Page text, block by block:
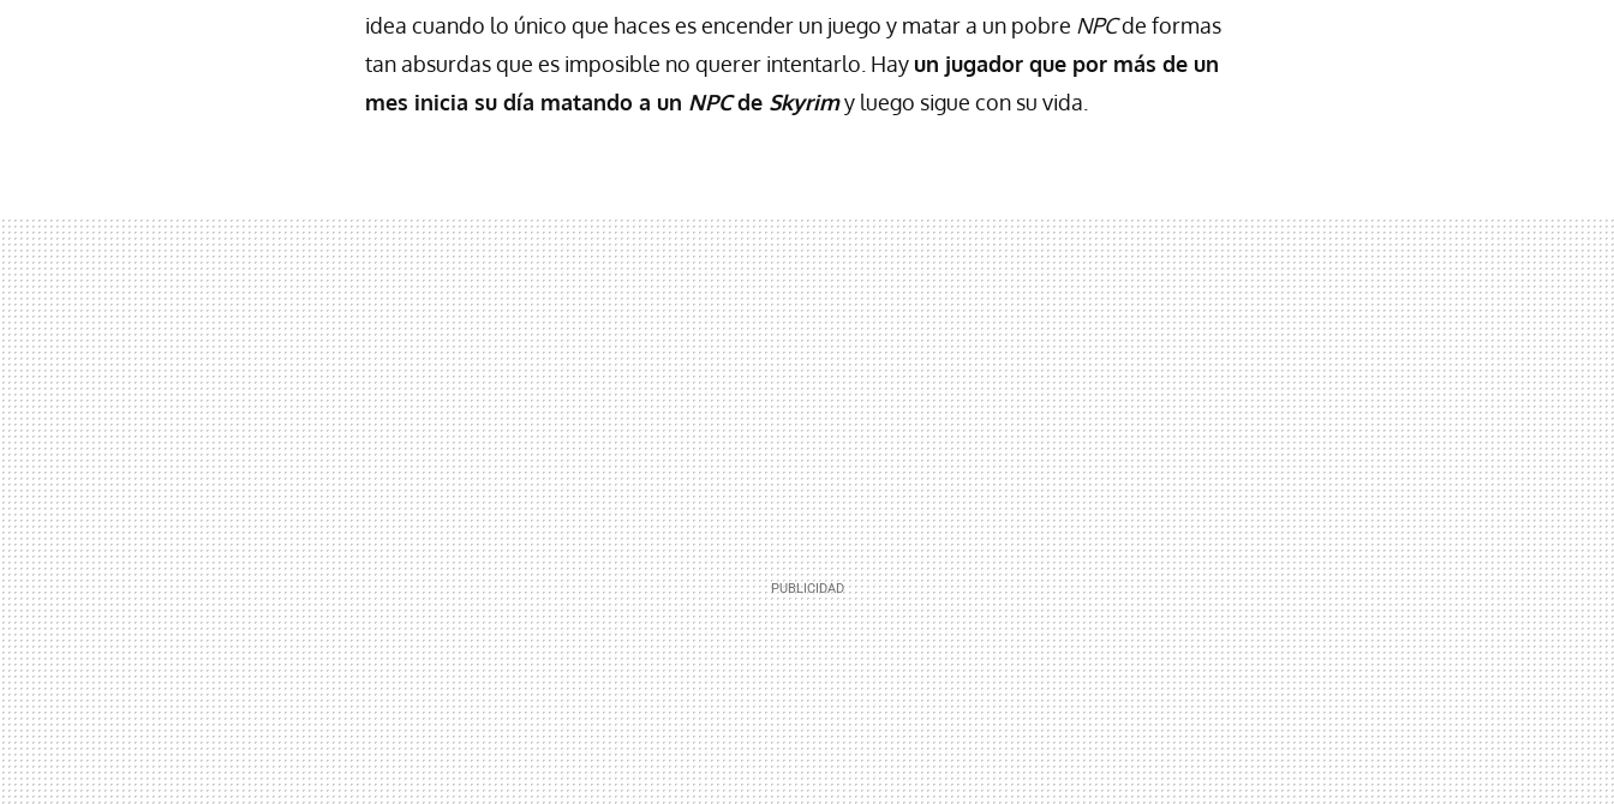
idea cuando lo único que haces es encender un juego y matar a un pobre NPCde formas
tan absurdas que es imposible no querer intentarlo. Hay un jugador que por más de un
mes inicia su día matando a un NPCde Skyrimy luego sigue con su vida.